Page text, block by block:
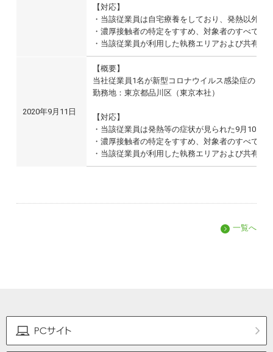
【対応】
・当該従業員は自宅療養をしており、発熱以外の
・濃厚接触者の特定をすすめ、対象者のすべてを
・当該従業員が利用した執務エリアおよび共有部
2020年9月11日
【概要】
当社従業員1名が新型コロナウイルス感染症の「
勤務地：東京都品川区（東京本社）
【対応】
・当該従業員は発熱等の症状が見られた9月10日
・濃厚接触者の特定をすすめ、対象者のすべてを
・当該従業員が利用した執務エリアおよび共有部
一覧へ